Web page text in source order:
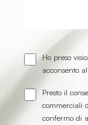
Ho preso
acconsento
Presto il
commerciali
confermo di